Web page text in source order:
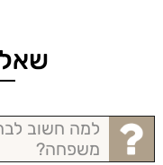
למה חשוב
משפחה?